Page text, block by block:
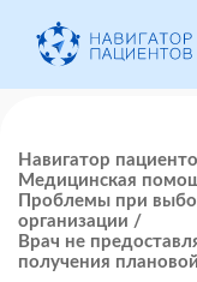
Навигатор
Медицинская
Проблемы при
организации
Врач не
получения